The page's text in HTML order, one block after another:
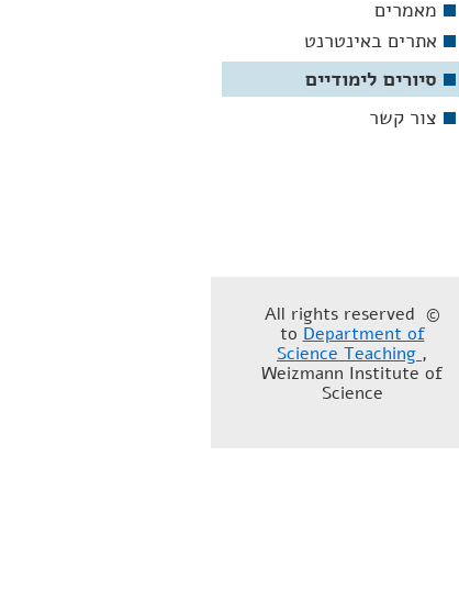
מאמרים
אתרים באינטרנט
סיורים לימודיים
צור קשר
© All rights reserved
to Department of
Science Teaching ,
Weizmann Institute of
Science